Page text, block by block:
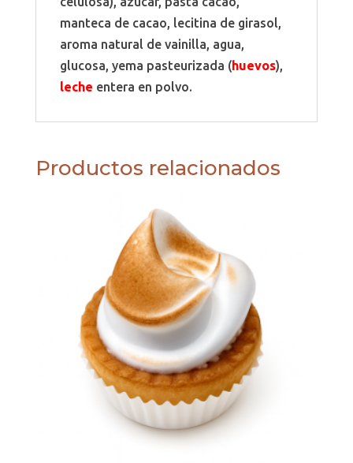
manteca de cacao, lecitina de girasol,
aroma natural de vainilla, agua,
glucosa, yema pasteurizada (huevos),
leche entera en polvo.
Productos relacionados